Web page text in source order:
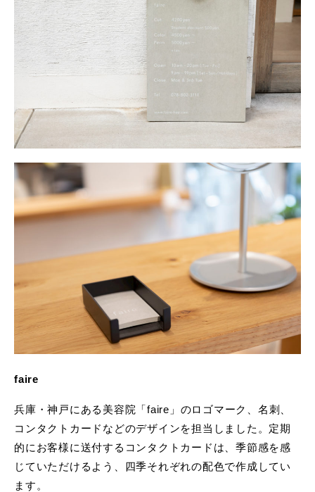
faire
兵庫・神戸にある美容院「faire」のロゴマーク、名刺、
コンタクトカードなどのデザインを担当しました。定期
的にお客様に送付するコンタクトカードは、季節感を感
じていただけるよう、四季それぞれの配色で作成してい
ます。